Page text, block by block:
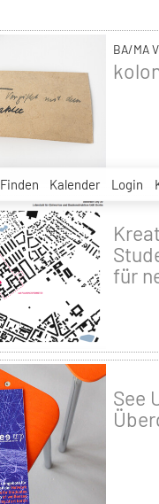
Finden Kalender Login
BA/MA
für
See